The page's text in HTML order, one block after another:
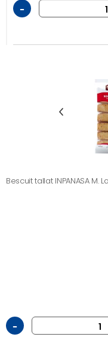
-
Bescuit tallat INPANASA M.
-